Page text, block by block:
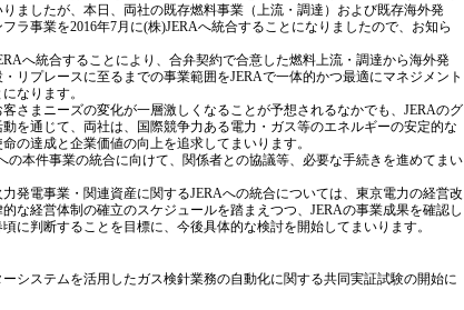
ましたが、本日、両社の既存燃料事業（上流・調達）および既存海外発
ラ事業を2016年7月に(株)JERAへ統合することになりましたので、お知ら
へ統合することにより、合弁契約で合意した燃料上流・調達から海外発
リプレースに至るまでの事業範囲をJERAで一体的かつ最適にマネジメント
なります。
さまニーズの変化が一層激しくなることが予想されるなかでも、JERAのグ
を通じて、両社は、国際競争力ある電力・ガス等のエネルギーの安定的な
の達成と企業価値の向上を追求してまいります。
の本件事業の統合に向けて、関係者との協議等、必要な手続きを進めてまい
発電事業・関連資産に関するJERAへの統合については、東京電力の経営改
な経営体制の確立のスケジュールを踏まえつつ、JERAの事業成果を確認し
に判断することを目標に、今後具体的な検討を開始してまいります。
システムを活用したガス検針業務の自動化に関する共同実証試験の開始に